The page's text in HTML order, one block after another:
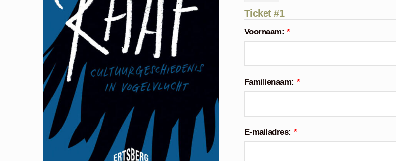
Ticket #1
Voornaam: *
Familienaam: *
E-mailadres: *